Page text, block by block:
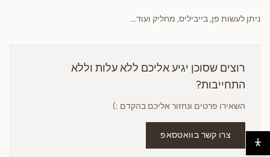
ניתן לעשות פן, בייביליס, מחליק ועוד…
רוצים שסוכן יגיע אליכם ללא עלות וללא
התחייבות?
השאירו פרטים ונחזור אליכם בהקדם :)
צרו קשר בוואטסאפ